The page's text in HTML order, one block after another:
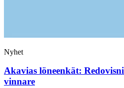
Nyhet
Akavias löneenkät:
vinnare